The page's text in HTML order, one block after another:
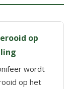
op
wordt
op het